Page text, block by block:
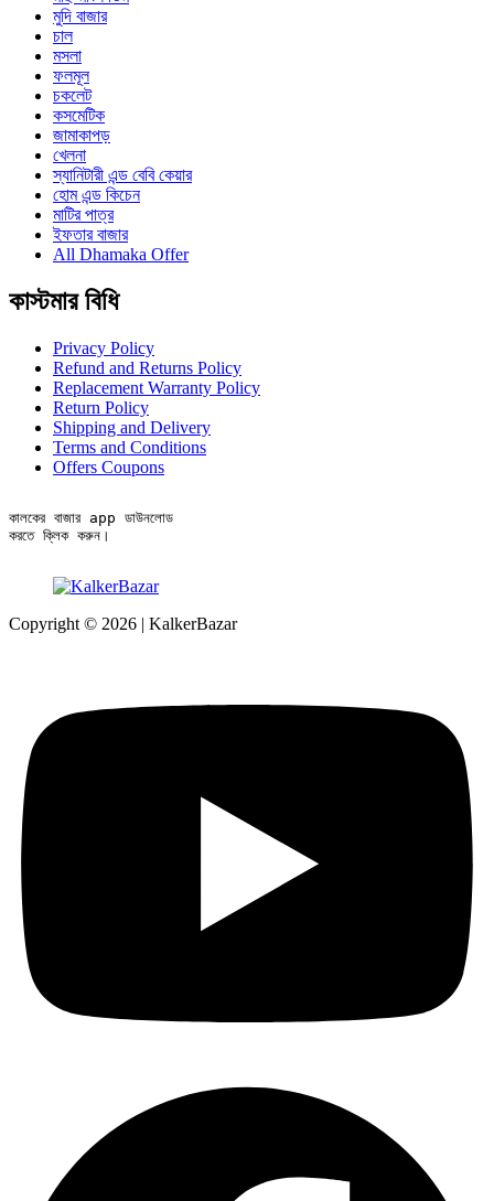
মুদি বাজার
চাল
মসলা
ফলমূল
চকলেট
কসমেটিক
জামাকাপড়
খেলনা
স্যানিটারী এন্ড বেবি কেয়ার
হোম এন্ড কিচেন
মাটির পাত্র
ইফতার বাজার
All Dhamaka Offer
কাস্টমার বিধি
Privacy Policy
Refund and Returns Policy
Replacement Warranty Policy
Return Policy
Shipping and Delivery
Terms and Conditions
Offers Coupons
কালকের বাজার app ডাউনলোড
করতে ক্লিক করুন।
Copyright © 2026 | KalkerBazar